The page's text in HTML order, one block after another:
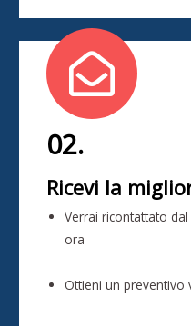
02.
Ricevi la
Verrai ricontattato
ora
Ottieni un preventivo